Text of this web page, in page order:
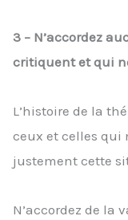
3 – N’accordez
critiquent et qui
L’histoire de la
ceux et celles qui
justement cette
N’accordez de la